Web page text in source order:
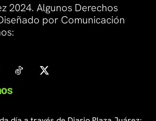
2024. Algunos Derechos
por Comunicación